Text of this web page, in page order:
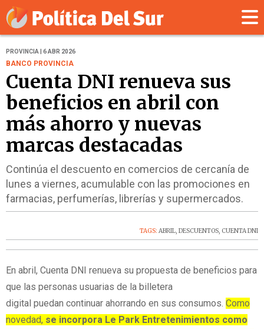
PROVINCIA | 6 ABR 2026
BANCO PROVINCIA
Cuenta DNI renueva sus
beneficios en abril con
más ahorro y nuevas
marcas destacadas
Continúa el descuento en comercios de cercanía de
lunes a viernes, acumulable con las promociones en
farmacias, perfumerías, librerías y supermercados.
TAGS: ABRIL, DESCUENTOS, CUENTA DNI
En abril, Cuenta DNI renueva su propuesta de beneficios para
que las personas usuarias de la billetera
digital puedan continuar ahorrando en sus consumos. Como
novedad, se incorpora Le Park Entretenimientos como